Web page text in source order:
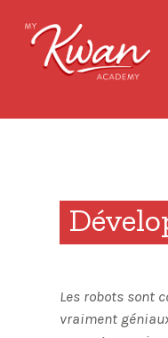
Les robots sont
vraiment